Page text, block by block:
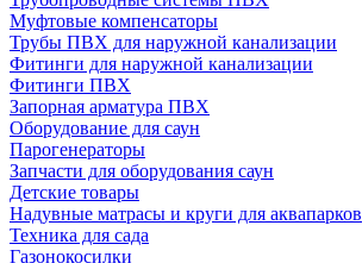
Муфтовые компенсаторы
Трубы ПВХ для наружной канализации
Фитинги для наружной канализации
Фитинги ПВХ
Запорная арматура ПВХ
Оборудование для саун
Парогенераторы
Запчасти для оборудования саун
Детские товары
Надувные матрасы и круги для аквапарков
Техника для сада
Газонокосилки